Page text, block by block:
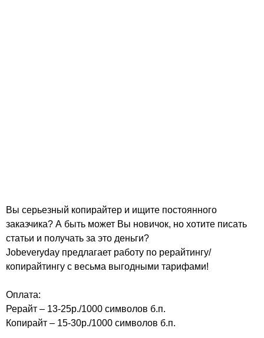
Вы серьезный копирайтер и ищите постоянного
заказчика? А быть может Вы новичок, но хотите писать
статьи и получать за это деньги?
Jobeveryday предлагает работу по рерайтингу/
копирайтингу с весьма выгодными тарифами!
Оплата:
Рерайт – 13-25р./1000 символов б.п.
Копирайт – 15-30р./1000 символов б.п.